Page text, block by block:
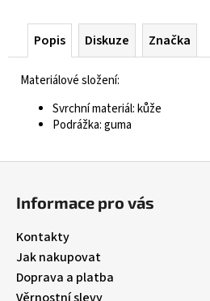
Popis Diskuze Značka
Materiálové složení:
Svrchní materiál: kůže
Podrážka: guma
Informace pro vás
Kontakty
Jak nakupovat
Doprava a platba